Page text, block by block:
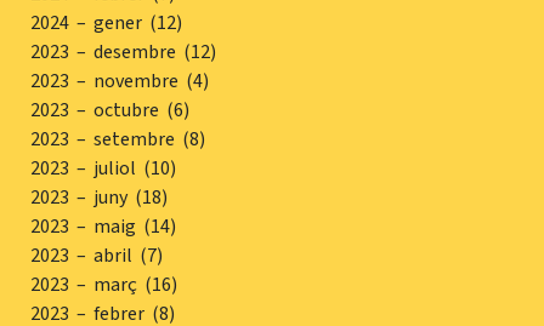
2024 – gener (12)
2023 – desembre (12)
2023 – novembre (4)
2023 – octubre (6)
2023 – setembre (8)
2023 – juliol (10)
2023 – juny (18)
2023 – maig (14)
2023 – abril (7)
2023 – març (16)
2023 – febrer (8)